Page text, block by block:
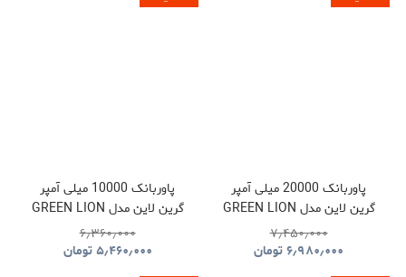
پاوربانک 20000 میلی آمپر
گرین لاین مدل GREEN LION
GNLEZ20KPBBK
۷٫۴۵۰٫۰۰۰
۶٫۹۸۰٫۰۰۰تومان
پاوربانک 10000 میلی آمپر
گرین لاین مدل GREEN LION
GNLEZ10KPBBK
۶٫۳۶۰٫۰۰۰
۵٫۴۶۰٫۰۰۰تومان